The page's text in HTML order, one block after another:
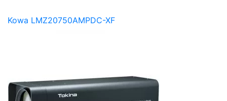
Kowa LMZ20750AMPDC-XF